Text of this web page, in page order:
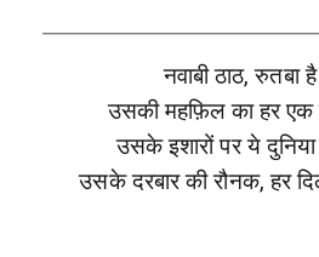
नवाबी ठाठ, रुतबा है
उसकी महफ़िल का हर एक
उसके इशारों पर ये
उसके दरबार की रौनक, हर